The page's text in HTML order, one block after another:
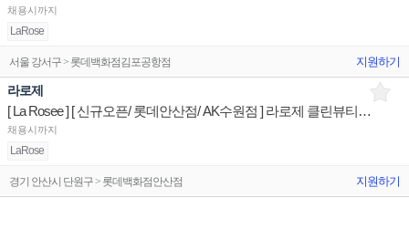
채용시까지
LaRose
서울 강서구 > 롯데백화점김포공항점 지원하기
라로제
[ La Rosee ] [ 신규오픈/ 롯데안산점/ AK수원점 ] 라로제 클린뷰티 제품디스플레이 판매직원
채용시까지
LaRose
경기 안산시 단원구 > 롯데백화점안산점 지원하기